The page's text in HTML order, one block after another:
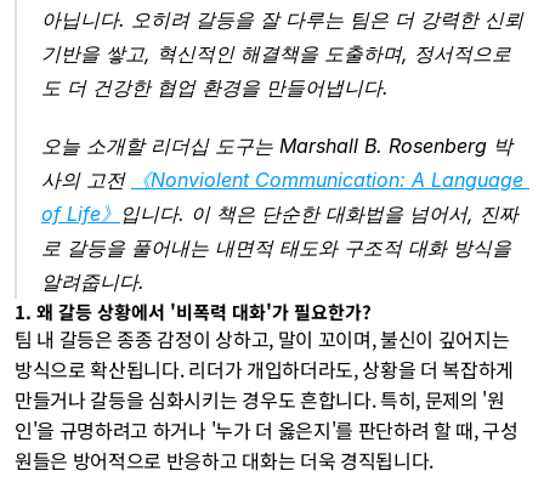
아닙니다. 오히려 갈등을 잘 다루는 팀은 더 강력한 신뢰
기반을 쌓고, 혁신적인 해결책을 도출하며, 정서적으로
도 더 건강한 협업 환경을 만들어냅니다.
오늘 소개할 리더십 도구는 Marshall B. Rosenberg 박
사의 고전
《Nonviolent Communication: A Language
of Life》 입니다. 이 책은 단순한 대화법을 넘어서, 진짜
로 갈등을 풀어내는 내면적 태도와 구조적 대화 방식을
알려줍니다.
1. 왜 갈등 상황에서 '비폭력 대화'가 필요한가?
팀 내 갈등은 종종 감정이 상하고, 말이 꼬이며, 불신이 깊어지는
방식으로 확산됩니다. 리더가 개입하더라도, 상황을 더 복잡하게
만들거나 갈등을 심화시키는 경우도 흔합니다. 특히, 문제의 '원
인'을 규명하려고 하거나 '누가 더 옳은지'를 판단하려 할 때, 구성
원들은 방어적으로 반응하고 대화는 더욱 경직됩니다.